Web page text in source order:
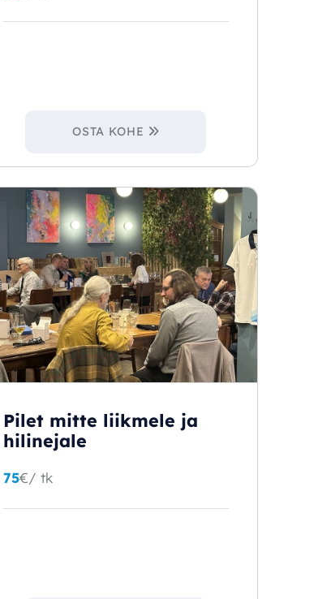
OSTA KOHE
Pilet mitte liikmele ja
hilinejale
75€/ tk